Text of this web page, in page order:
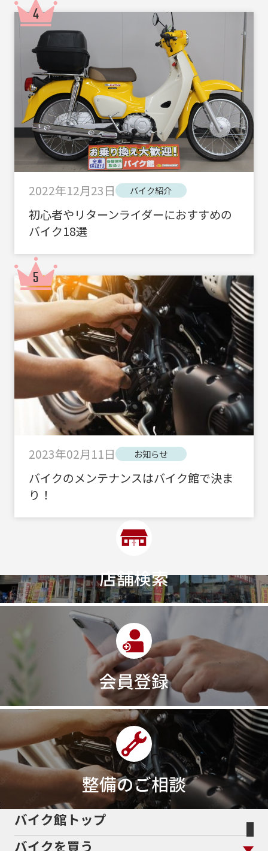
2022年12月23日 バイク紹介
初心者やリターンライダーにおすすめの
バイク18選
2023年02月11日 お知らせ
バイクのメンテナンスはバイク館で決ま
り！
店舗検索
会員登録
整備のご相談
バイク館トップ
バイクを買う